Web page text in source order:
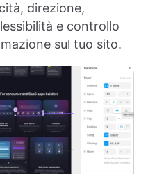
direzione,
e controllo
sul tuo sito.